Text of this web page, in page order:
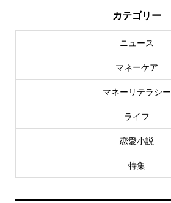
カテゴリー
ニュース
マネーケア
マネーリテラシー
ライフ
恋愛小説
特集